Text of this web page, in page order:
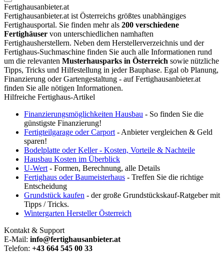
Fertighausanbieter.at
Fertighausanbieter.at ist Österreichs größtes unabhängiges
Fertighausportal. Sie finden mehr als 200 verschiedene
Fertighäuser von unterschiedlichen namhaften
Fertighausherstellern. Neben dem Herstellerverzeichnis und der
Fertighaus-Suchmaschine finden Sie auch alle Informationen rund
um die relevanten Musterhausparks in Österreich sowie nützliche
Tipps, Tricks und Hilfestellung in jeder Bauphase. Egal ob Planung,
Finanzierung oder Gartengestaltung - auf Fertighausanbieter.at
finden Sie alle nötigen Informationen.
Hilfreiche Fertighaus-Artikel
Finanzierungsmöglichkeiten Hausbau - So finden Sie die
günstigste Finanzierung!
Fertigteilgarage oder Carport - Anbieter vergleichen & Geld
sparen!
Bodelplatte oder Keller - Kosten, Vorteile & Nachteile
Hausbau Kosten im Überblick
U-Wert - Formen, Berechnung, alle Details
Fertighaus oder Baumeisterhaus - Treffen Sie die richtige
Entscheidung
Grundstück kaufen - der große Grundstückskauf-Ratgeber mit
Tipps / Tricks.
Wintergarten Hersteller Österreich
Kontakt & Support
E-Mail: info@fertighausanbieter.at
Telefon: +43 664 545 00 33